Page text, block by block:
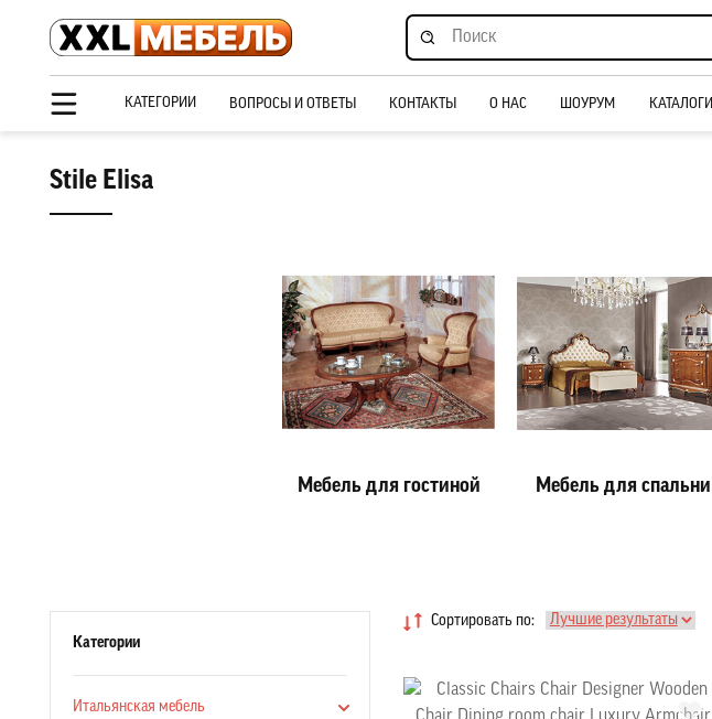
КАТЕГОРИИ ВОПРОСЫ И ОТВЕТЫ КОНТАКТЫ О НАС ШОУРУМ КАТАЛОГИ
Stile Elisa
Мебель для гостиной Мебель для спальни
Категории
Итальянская мебель
Сортировать по: